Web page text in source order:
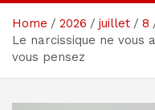
Home 2026 juillet
8
Le narcissique ne vous
vous pensez